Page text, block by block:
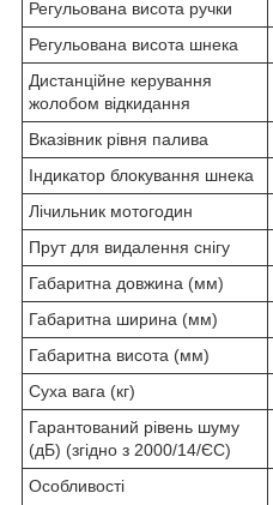
Регульована висота ручки
Регульована висота шнека
Дистанційне керування
жолобом відкидання
Вказівник рівня палива
Індикатор блокування шнека
Лічильник мотогодин
Прут для видалення снігу
Габаритна довжина (мм)
Габаритна ширина (мм)
Габаритна висота (мм)
Суха вага (кг)
Гарантований рівень шуму
(дБ) (згідно з 2000/14/ЄС)
Особливості